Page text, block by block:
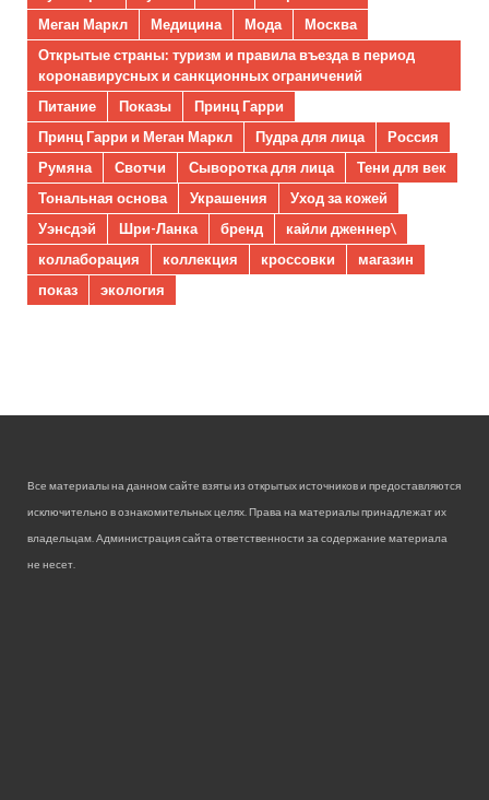
Меган Маркл
Медицина Мода
Москва
Открытые страны: туризм и правила въезда в период
коронавирусных и санкционных ограничений
Питание
Показы
Принц Гарри
Принц Гарри и Меган Маркл
Пудра для лица
Россия
Румяна
Свотчи Сыворотка для лица
Тени для век
Тональная основа
Украшения
Уход за кожей
Уэнсдэй
Шри-Ланка бренд
кайли дженнер\
коллаборация
коллекция кроссовки
магазин
показ
экология
Все материалы на данном сайте взяты из открытых источников и предоставляются
исключительно в ознакомительных целях. Права на материалы принадлежат их
владельцам. Администрация сайта ответственности за содержание материала
не несет.